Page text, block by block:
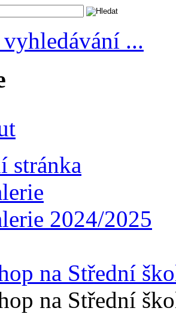
...
stránka
2024/2025
na Střední
na Střední